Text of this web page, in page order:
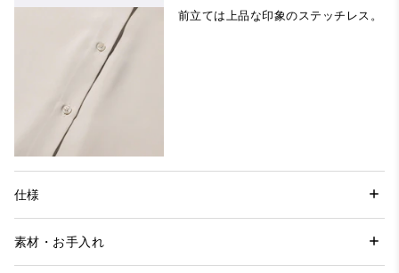
前立ては上品な印象のステッチレス。
仕様
素材・お手入れ